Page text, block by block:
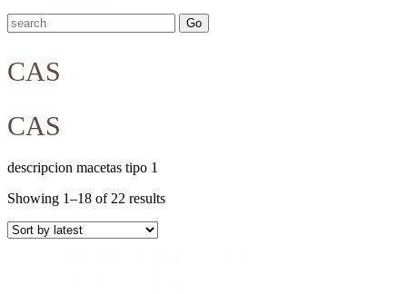
CAS
CAS
descripcion macetas tipo 1
Showing 1–18 of 22 results